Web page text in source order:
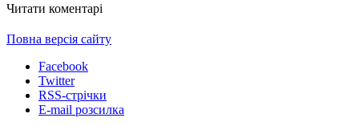
Читати коментарі
Повна версія сайту
Facebook
Twitter
RSS-стрічки
E-mail розсилка